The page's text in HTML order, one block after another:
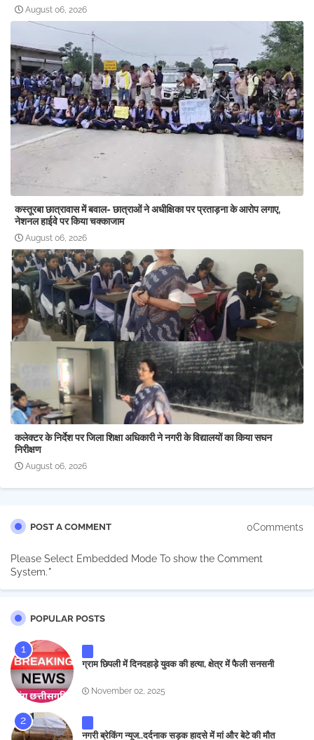
August 06, 2026
कस्तूरबा छात्रावास में बवाल- छात्राओं ने अधीक्षिका पर प्रताड़ना के आरोप लगाए,
नेशनल हाईवे पर किया चक्काजाम
August 06, 2026
कलेक्टर के निर्देश पर जिला शिक्षा अधिकारी ने नगरी के विद्यालयों का किया सघन
निरीक्षण
August 06, 2026
POST A COMMENT 0Comments
Please Select Embedded Mode To show the Comment
System.*
POPULAR POSTS
ग्राम छिपली में दिनदहाड़े युवक की हत्या, क्षेत्र में फैली सनसनी
November 02, 2025
नगरी ब्रेकिंग न्यूज..दर्दनाक सड़क हादसे में मां और बेटे की मौत